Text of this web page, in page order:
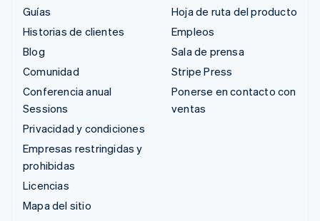
Guías
Historias de clientes
Blog
Comunidad
Conferencia anual
Sessions
Privacidad y condiciones
Empresas restringidas y
prohibidas
Licencias
Mapa del sitio
Hoja de ruta del producto
Empleos
Sala de prensa
Stripe Press
Ponerse en contacto con
ventas